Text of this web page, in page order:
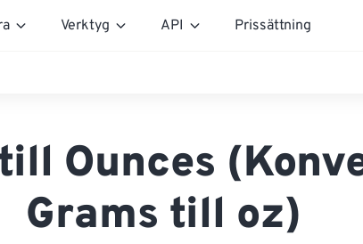
Verktyg API Prissättning
Ounces
Grams till oz)